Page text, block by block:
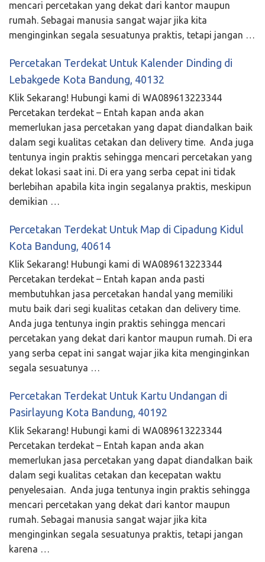
mencari percetakan yang dekat dari kantor maupun
rumah. Sebagai manusia sangat wajar jika kita
menginginkan segala sesuatunya praktis, tetapi jangan …
Percetakan Terdekat Untuk Kalender Dinding di
Lebakgede Kota Bandung, 40132
Klik Sekarang! Hubungi kami di WA089613223344
Percetakan terdekat – Entah kapan anda akan
memerlukan jasa percetakan yang dapat diandalkan baik
dalam segi kualitas cetakan dan delivery time. Anda juga
tentunya ingin praktis sehingga mencari percetakan yang
dekat lokasi saat ini. Di era yang serba cepat ini tidak
berlebihan apabila kita ingin segalanya praktis, meskipun
demikian …
Percetakan Terdekat Untuk Map di Cipadung Kidul
Kota Bandung, 40614
Klik Sekarang! Hubungi kami di WA089613223344
Percetakan terdekat – Entah kapan anda pasti
membutuhkan jasa percetakan handal yang memiliki
mutu baik dari segi kualitas cetakan dan delivery time.
Anda juga tentunya ingin praktis sehingga mencari
percetakan yang dekat dari kantor maupun rumah. Di era
yang serba cepat ini sangat wajar jika kita menginginkan
segala sesuatunya …
Percetakan Terdekat Untuk Kartu Undangan di
Pasirlayung Kota Bandung, 40192
Klik Sekarang! Hubungi kami di WA089613223344
Percetakan terdekat – Entah kapan anda akan
memerlukan jasa percetakan yang dapat diandalkan baik
dalam segi kualitas cetakan dan kecepatan waktu
penyelesaian. Anda juga tentunya ingin praktis sehingga
mencari percetakan yang dekat dari kantor maupun
rumah. Sebagai manusia sangat wajar jika kita
menginginkan segala sesuatunya praktis, tetapi jangan
karena …